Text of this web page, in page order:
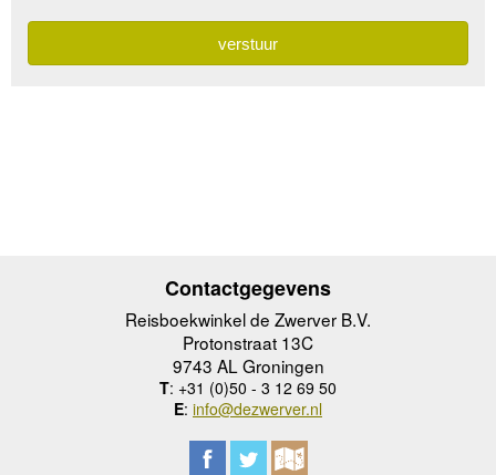
Contactgegevens
Reisboekwinkel de Zwerver B.V.
Protonstraat 13C
9743 AL Groningen
T: +31 (0)50 - 3 12 69 50
E: info@dezwerver.nl